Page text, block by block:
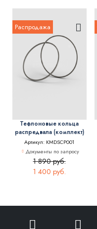
Распродажа
Тефлоновые кольца
распредвала (комплект)
Артикул: KMDSCP001
Документы по запросу
1 890 руб.
1 400 руб.